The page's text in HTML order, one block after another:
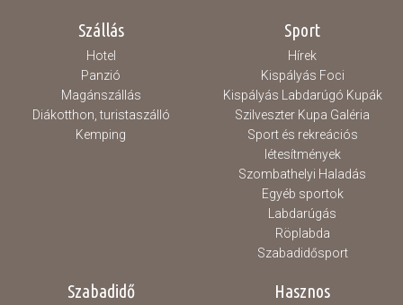
Szállás
Hotel
Panzió
Magánszállás
Diákotthon, turistaszálló
Kemping
Sport
Hírek
Kispályás Foci
Kispályás Labdarúgó Kupák
Szilveszter Kupa Galéria
Sport és rekreációs
létesítmények
Szombathelyi Haladás
Egyéb sportok
Labdarúgás
Röplabda
Szabadidősport
Szabadidő Hasznos